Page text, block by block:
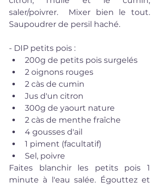
saler/poivrer.  Mixer bien le tout.
Saupoudrer de persil haché.
- DIP petits pois :
200g de petits pois surgelés
2 oignons rouges
2 càs de cumin
Jus d'un citron
300g de yaourt nature
2 càs de menthe fraîche
4 gousses d'ail
1 piment (facultatif)
Sel, poivre
Faites blanchir les petits pois 1
minute à l'eau salée. Égouttez et